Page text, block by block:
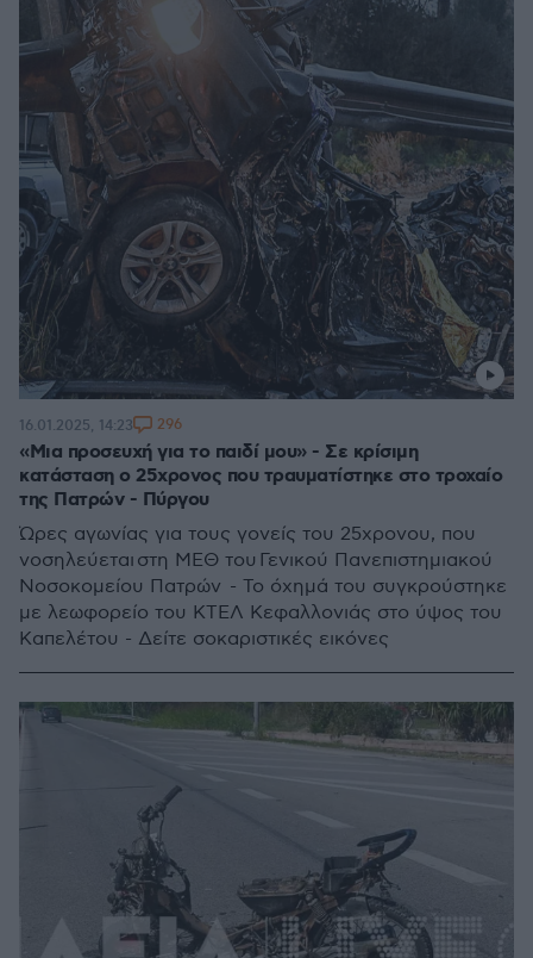
«Μια προσευχή για το παιδί μου» - Σε κρίσιμη
κατάσταση ο 25χρονος που τραυματίστηκε στο τροχαίο
της Πατρών - Πύργου
Ώρες αγωνίας για τους γονείς του 25χρονου, που
νοσηλεύεται στη ΜΕΘ του Γενικού Πανεπιστημιακού
Νοσοκομείου Πατρών - Το όχημά του συγκρούστηκε
με λεωφορείο του ΚΤΕΛ Κεφαλλονιάς στο ύψος του
Καπελέτου - Δείτε σοκαριστικές εικόνες
16.01.2025, 14:23 296